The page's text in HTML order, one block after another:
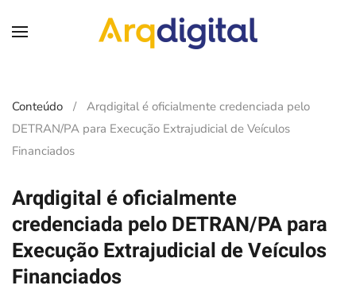
Skip to main content
Conteúdo
Arqdigital é oficialmente credenciada pelo
DETRAN/PA para Execução Extrajudicial de Veículos
Financiados
Arqdigital é oficialmente
credenciada pelo DETRAN/PA para
Execução Extrajudicial de Veículos
Financiados